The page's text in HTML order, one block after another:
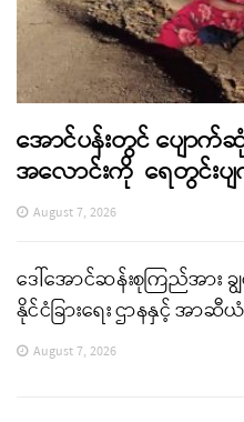
အောင်ပန်းတွင် ပျော
အလောင်းကို ရေတွင်းပ
August 7, 2026
ဒေါ်အောင်ဆန်းစုကြည်အား ခ
နိုင်ငံခြားရေး ဌာနနှင့် အာဆီ
August 7, 2026